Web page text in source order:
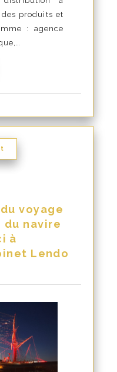
produits et
: agence
voyage
du navire
à
Lendo